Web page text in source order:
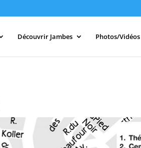
Découvrir Jambes Photos/Vidéos